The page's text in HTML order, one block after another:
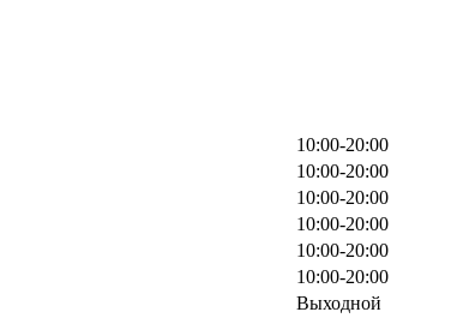
10:00-20:00
10:00-20:00
10:00-20:00
10:00-20:00
10:00-20:00
10:00-20:00
Выходной